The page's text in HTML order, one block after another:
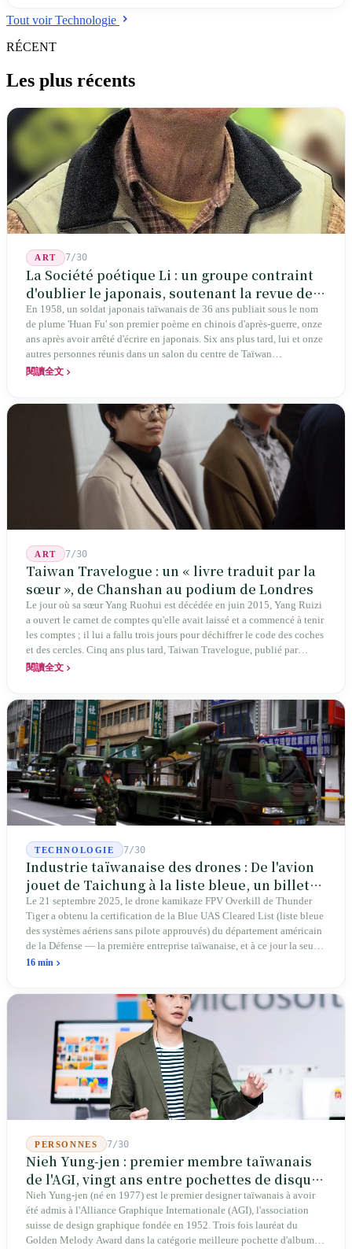
débourse 800 000 dollars américains de sa poche pour la ramener à
Du Hsiao Yueh à Tainan ; elle tombe deux fois sous les levures et les
ping de terrain à Hunei, Kaohsiung, et signe un retour spectaculaire
Tout voir Technologie
RÉCENT
Les plus récents
ART 7/30
La Société poétique Li : un groupe contraint
d'oublier le japonais, soutenant la revue de
poésie chinoise la plus ancienne de Taïwan
En 1958, un soldat japonais taïwanais de 36 ans publiait sous le nom
de plume 'Huan Fu' son premier poème en chinois d'après-guerre, onze
ans après avoir arrêté d'écrire en japonais. Six ans plus tard, lui et onze
autres personnes réunis dans un salon du centre de Taïwan
transformaient cette expérience de mutisme générationnel en une
jusqu'aux manuels scolaires du collège.
閱讀全文
ART 7/30
Taiwan Travelogue : un « livre traduit par la
sœur », de Chanshan au podium de Londres
Le jour où sa sœur Yang Ruohui est décédée en juin 2015, Yang Ruizi
a ouvert le carnet de comptes qu'elle avait laissé et a commencé à tenir
les comptes ; il lui a fallu trois jours pour déchiffrer le code des coches
et des cercles. Cinq ans plus tard, Taiwan Travelogue, publié par
Chanshan, portait la mention « par Chihako Aoyama, traduit par Yang
traduit un livre inexistant sous le nom de sa sœur.
閱讀全文
TECHNOLOGIE 7/30
Industrie taïwanaise des drones : De l'avion
jouet de Taichung à la liste bleue, un billet
d'entrée pour Thunder Tiger
Le 21 septembre 2025, le drone kamikaze FPV Overkill de Thunder
Tiger a obtenu la certification de la Blue UAS Cleared List (liste bleue
des systèmes aériens sans pilote approuvés) du département américain
de la Défense — la première entreprise taïwanaise, et à ce jour la seule.
Sur les 39 plateformes de drones finis et les 165 composants de cette
Act pour établir un passage prioritaire pour les fabricants taïwanais ; la
simple existence de ce projet de loi révèle une réalité : Taïwan avance
trop lentement, au point que les États-Unis doivent légiférer pour
abaisser les barrières. Une entreprise qui fabrique des avions
télécommandés depuis 46 ans à Taichung prévoit de construire sa
deuxième usine dans l'Ohio.
16 min
PERSONNES 7/30
Nieh Yung-jen : premier membre taïwanais
de l'AGI, vingt ans entre pochettes de disques
et systèmes d'identité nationale
Nieh Yung-jen (né en 1977) est le premier designer taïwanais à avoir
été admis à l'Alliance Graphique Internationale (AGI), l'association
suisse de design graphique fondée en 1952. Trois fois lauréat du
Golden Melody Award dans la catégorie meilleure pochette d'album, il